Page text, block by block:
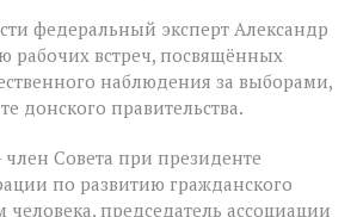
федеральный эксперт Александр
рабочих встреч, посвящённых
наблюдения за выборами,
донского правительства.
Совета при президенте
по развитию гражданского
человека, председатель ассоциации